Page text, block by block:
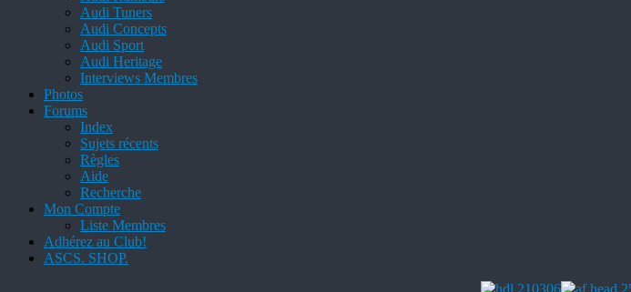
Audi Tuners
Audi Concepts
Audi Sport
Audi Heritage
Interviews Membres
Photos
Forums
Index
Sujets récents
Règles
Aide
Recherche
Mon Compte
Liste Membres
Adhérez au Club!
ASCS. SHOP.